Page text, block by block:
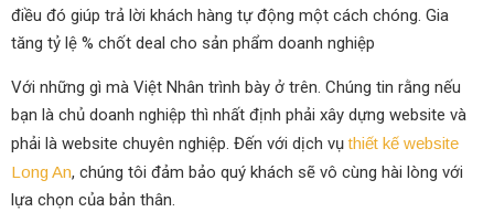
điều đó giúp trả lời khách hàng tự động một cách chóng. Gia
tăng tỷ lệ % chốt deal cho sản phẩm doanh nghiệp
Với những gì mà Việt Nhân trình bày ở trên. Chúng tin rằng nếu
bạn là chủ doanh nghiệp thì nhất định phải xây dựng website và
phải là website chuyên nghiệp. Đến với dịch vụthiết kế website
Long An, chúng tôi đảm bảo quý khách sẽ vô cùng hài lòng với
lựa chọn của bản thân.